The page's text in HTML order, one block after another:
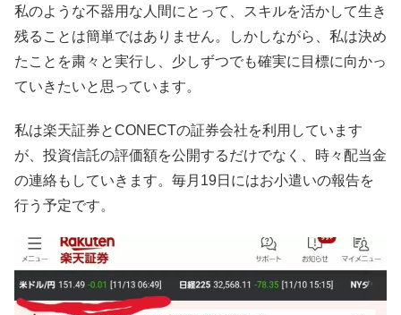
私のような不器用な人間にとって、スキルを活かして生き
残ることは簡単ではありません。しかしながら、私は決め
たことを粛々と実行し、少しずつでも確実に目標に向かっ
ていきたいと思っています。
私は楽天証券とCONECTの証券会社を利用しています
が、投資信託の評価額を公開するだけでなく、時々配当金
の連絡もしていきます。毎月19日にはお小遣いの報告を
行う予定です。